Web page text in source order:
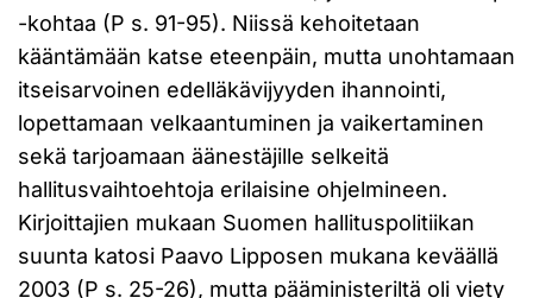
-kohtaa (P s. 91-95). Niissä kehoitetaan
kääntämään katse eteenpäin, mutta unohtamaan
itseisarvoinen edelläkävijyyden ihannointi,
lopettamaan velkaantuminen ja vaikertaminen
sekä tarjoamaan äänestäjille selkeitä
hallitusvaihtoehtoja erilaisine ohjelmineen.
Kirjoittajien mukaan Suomen hallituspolitiikan
suunta katosi Paavo Lipposen mukana keväällä
2003 (P s. 25-26), mutta pääministeriltä oli viety